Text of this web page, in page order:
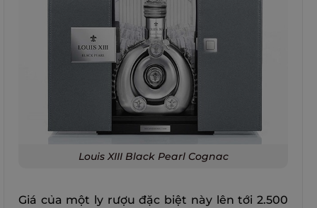
Louis XIII Black Pearl Cognac
Giá của một ly rượu đặc biệt này lên tới 2.500